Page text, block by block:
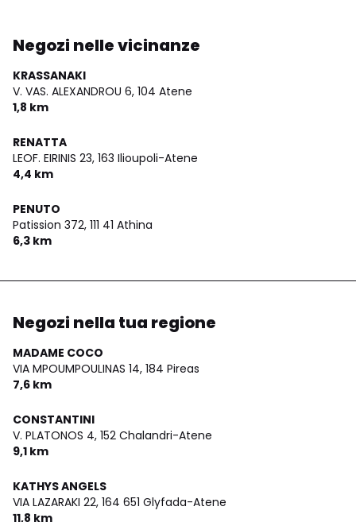
Negozi nelle vicinanze
KRASSANAKI
V. VAS. ALEXANDROU 6, 104 Atene
1,8 km
RENATTA
LEOF. EIRINIS 23, 163 Ilioupoli-Atene
4,4 km
PENUTO
Patission 372, 111 41 Athina
6,3 km
Negozi nella tua regione
MADAME COCO
VIA MPOUMPOULINAS 14, 184 Pireas
7,6 km
CONSTANTINI
V. PLATONOS 4, 152 Chalandri-Atene
9,1 km
KATHYS ANGELS
VIA LAZARAKI 22, 164 651 Glyfada-Atene
11,8 km